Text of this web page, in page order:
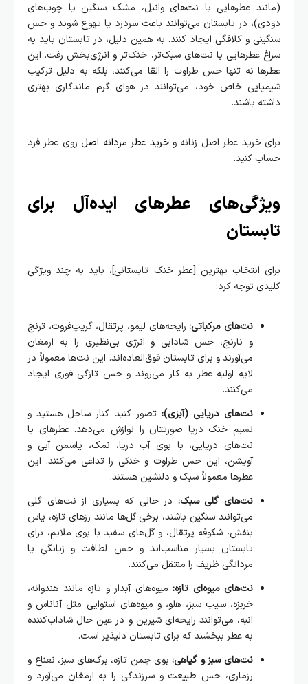
(مانند عطرهایی با نت‌های وانیل، مشک سنگین یا چوب‌های
دودی)، در تابستان می‌توانند باعث سردرد یا تهوع شوند و حس
سنگینی و کلافگی ایجاد کنند. به همین دلیل، در تابستان باید به
سراغ عطرهایی با نت‌های سبک‌تر، خنک‌تر و انرژی‌بخش رفت. این
عطرها نه تنها حس طراوت را القا می‌کنند، بلکه به دلیل ترکیب
شیمیایی خاص خود، می‌توانند در هوای گرم ماندگاری بهتری
داشته باشند.
برای خرید عطر اصل زنانه وخرید عطر مردانه اصل روی عطر فرد
حساب کنید.
ویژگی‌های عطرهای ایده‌آل برای
تابستان
برای انتخاب بهترین [عطر خنک تابستانی]، باید به چند ویژگی
کلیدی توجه کرد:
نت‌های مرکباتی:رایحه‌های لیمو، پرتقال، گریپ‌فروت، ترنج
و نارنج، حس شادابی و انرژی بی‌نظیری را به ارمغان
می‌آورند و برای تابستان فوق‌العاده‌اند. این نت‌ها معمولاً در
لایه اولیه عطر به کار می‌روند و حس تازگی فوری ایجاد
می‌کنند.
نت‌های دریایی (آبزی): تصور کنید کنار ساحل هستید و
نسیم خنک دریا صورتتان را نوازش می‌دهد. عطرهای با
نت‌های دریایی، با بوی آب دریا، نمک، یاسمن آبی و
آویشن، این حس طراوت و خنکی را تداعی می‌کنند. این
عطرها معمولاً سبک و دلنشین هستند.
نت‌های گلی سبک: در حالی که بسیاری از نت‌های گلی
می‌توانند سنگین باشند، برخی گل‌ها مانند رزهای تازه، یاس
بنفش، شکوفه پرتقال، و گل‌های سفید با بوی ملایم، برای
تابستان بسیار مناسب‌اند و حس لطافت و زنانگی یا
مردانگی ظریف را منتقل می‌کنند.
نت‌های میوه‌ای تازه: میوه‌های آبدار و تازه مانند هندوانه،
خربزه، سیب سبز، هلو، و میوه‌های استوایی مثل آناناس و
انبه، می‌توانند رایحه‌ای شیرین و در عین حال شاداب‌کننده
به عطر ببخشند که برای تابستان دلپذیر است.
نت‌های سبز و گیاهی:بوی چمن تازه، برگ‌های سبز، نعناع و
رزماری، حس طبیعت و سرزندگی را به ارمغان می‌آورد و